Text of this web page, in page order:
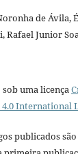
de Ávila,
Rafael Junior
uma licença
International
publicados